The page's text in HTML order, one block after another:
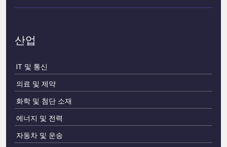
산업
IT 및 통신
의료 및 제약
화학 및 첨단 소재
에너지 및 전력
자동차 및 운송